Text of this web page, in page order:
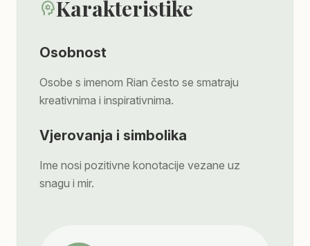
psychologyKarakteristike
Osobnost
Osobe s imenom Rian često se smatraju
kreativnima i inspirativnima.
Vjerovanja i simbolika
Ime nosi pozitivne konotacije vezane uz
snagu i mir.